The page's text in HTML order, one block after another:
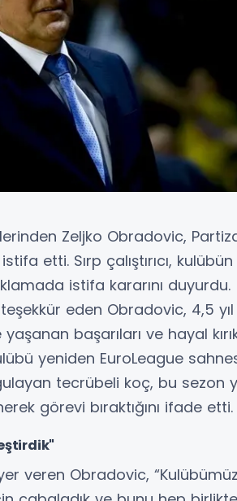
Zeljko Obradovic,
etti. Sırp çalıştırıcı,
istifa kararını duyurdu.
eden Obradovic, 4,5
başarıları ve hayal
yeniden EuroLeague
tecrübeli koç, bu sezon
görevi bıraktığını ifade etti.
veren Obradovic,